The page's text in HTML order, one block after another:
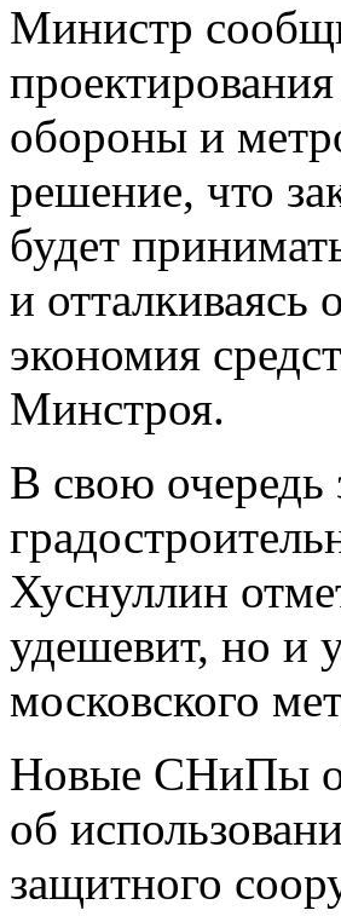
Министр
обороны и
решение, что
будет
и отталкиваясь
экономия
Минстроя.
В свою очередь
Хуснуллин
удешевит, но и
московского
Новые СНиПы
об
защитного